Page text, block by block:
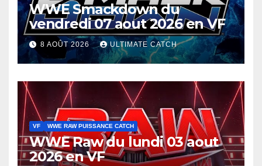
WWE Smackdown du
vendredi 07 aout 2026 en VF
8 AOÛT 2026 ULTIMATE CATCH
VF WWE RAW PUISSANCE CATCH
WWE Raw du lundi 03 aout
2026 en VF